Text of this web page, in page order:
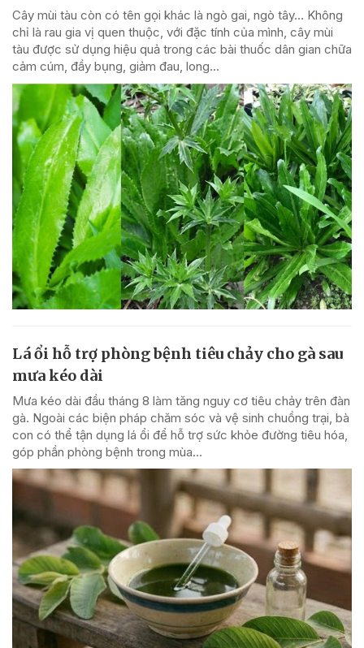
Cây mùi tàu còn có tên gọi khác là ngò gai, ngò tây… Không
chỉ là rau gia vị quen thuộc, với đặc tính của mình, cây mùi
tàu được sử dụng hiệu quả trong các bài thuốc dân gian chữa
cảm cúm, đầy bụng, giảm đau, long...
Lá ổi hỗ trợ phòng bệnh tiêu chảy cho gà sau
mưa kéo dài
Mưa kéo dài đầu tháng 8 làm tăng nguy cơ tiêu chảy trên đàn
gà. Ngoài các biện pháp chăm sóc và vệ sinh chuồng trại, bà
con có thể tận dụng lá ổi để hỗ trợ sức khỏe đường tiêu hóa,
góp phần phòng bệnh trong mùa...